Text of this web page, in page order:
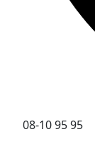
08-10 95 95